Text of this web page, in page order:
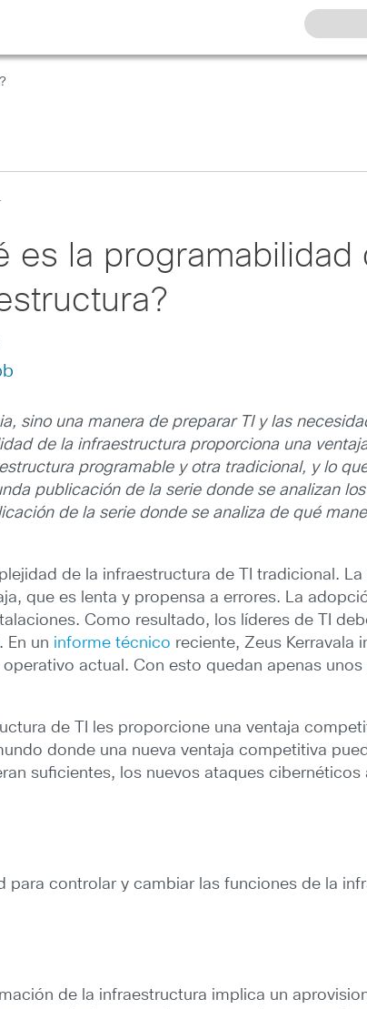
es la programabilidad
sino una manera de preparar TI y las
de la infraestructura proporciona una
programable y otra tradicional, y lo
publicación de la serie donde se analizan
de la serie donde se analiza de qué
de la infraestructura de TI tradicional.
que es lenta y propensa a errores. La
Como resultado, los líderes de TI
En un informe técnico reciente, Zeus Kerravala
actual. Con esto quedan apenas
de TI les proporcione una ventaja
donde una nueva ventaja competitiva
suficientes, los nuevos ataques cibernéticos
controlar y cambiar las funciones de la
de la infraestructura implica un